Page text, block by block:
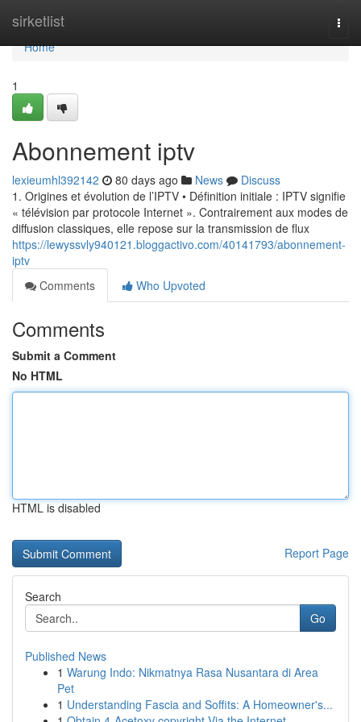
sirketlist
Home
Home
1
Abonnement iptv
lexieumhl392142 80 days ago News
Discuss
1. Origines et évolution de l’IPTV • Définition initiale : IPTV signifie
« télévision par protocole Internet ». Contrairement aux modes de
diffusion classiques, elle repose sur la transmission de flux
https://lewyssvly940121.bloggactivo.com/40141793/abonnement-
iptv
Comments
Who Upvoted
Comments
Submit a Comment
No HTML
HTML is disabled
Report Page
Search
Go
Published News
1 Warung Indo: Nikmatnya Rasa Nusantara di Area
Pet
1 Understanding Fascia and Soffits: A Homeowner's...